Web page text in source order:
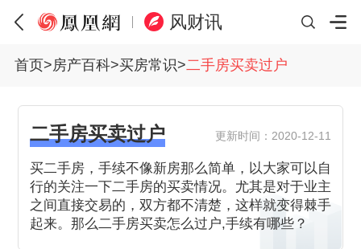
风财讯
首页>房产百科>买房常识>二手房买卖过户
二手房买卖过户 更新时间：2020-12-11
买二手房，手续不像新房那么简单，以大家可以自
行的关注一下二手房的买卖情况。尤其是对于业主
之间直接交易的，双方都不清楚，这样就变得棘手
起来。那么二手房买卖怎么过户,手续有哪些？